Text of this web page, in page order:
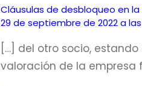
Cláusulas de desbloqueo en la
29 de septiembre de 2022 a las
[…] del otro socio,
valoración de la empresa